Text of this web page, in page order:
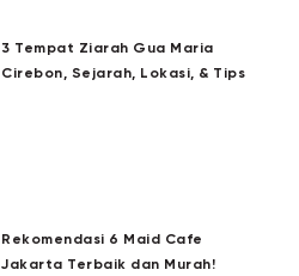
3 Tempat Ziarah Gua Maria
Cirebon, Sejarah, Lokasi, & Tips
Rekomendasi 6 Maid Cafe
Jakarta Terbaik dan Murah!